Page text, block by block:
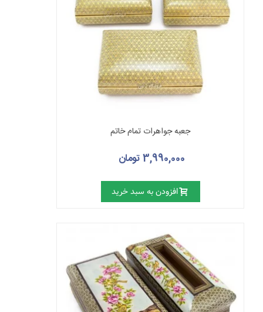
جعبه جواهرات تمام خاتم
3,990,000 تومان
افزودن به سبد خرید